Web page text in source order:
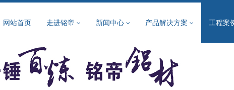
网站首页 走进铭帝 新闻中心 产品解决方案 工程案